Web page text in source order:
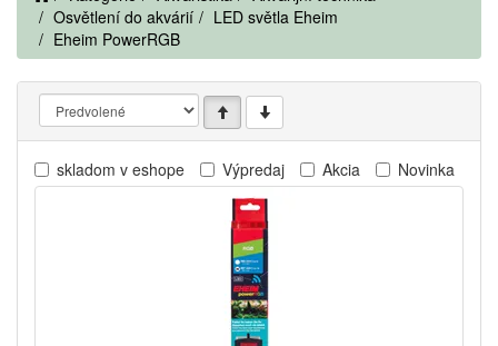
Osvětlení do akvárií
LED světla Eheim
Eheim PowerRGB
skladom v eshope Výpredaj Akcia Novinka